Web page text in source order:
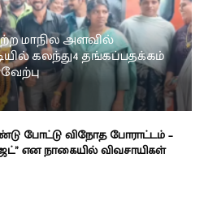
மாநில அளவில்
கலந்து4 தங்கப்பதக்கம்
போட்டு விநோத போராட்டம் –
என நாகையில் விவசாயிகள்